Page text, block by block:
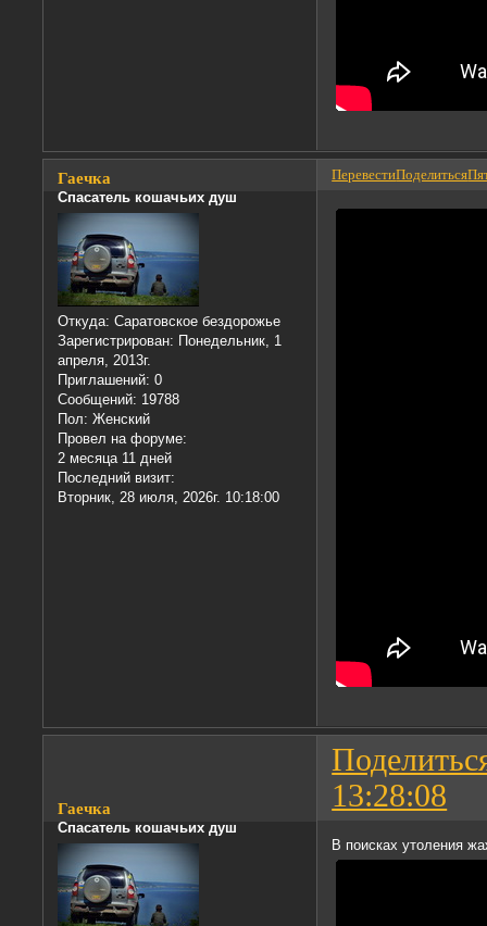
ПеревестиПоделиться
Гаечка
Спасатель кошачьих душ
Откуда: Саратовское бездорожье
Зарегистрирован: Понедельник, 1
апреля, 2013г.
Приглашений: 0
Сообщений: 19788
Пол: Женский
Провел на форуме:
2 месяца 11 дней
Последний визит:
Вторник, 28 июля, 2026г. 10:18:00
13:28:08
Гаечка
Спасатель кошачьих душ
В поисках утоления